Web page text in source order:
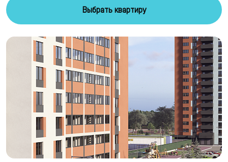
Выбрать квартиру